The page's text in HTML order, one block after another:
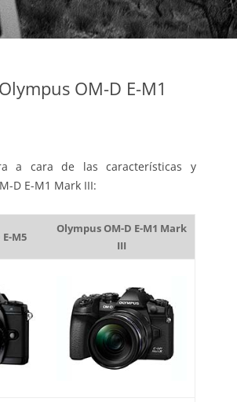
OM-D E-M1
a cara de las características y
D E-M1 Mark III:
M5
Olympus OM-D E-M1 Mark
III